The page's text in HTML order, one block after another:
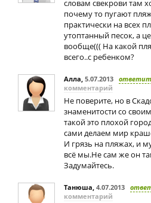
словам свекрови там
почему то пугают
практически на всех
утоптанный песок, а
вообще((( На какой
всего..с ребенком?
Алла, 5.07.2013
комментарий
Не поверите, но в
знаменитости со
такой это плохой
сами делаем мир
И грязь на пляжах, и
всё мы.Не сам же он
Задумайтесь.
Танюша, 4.07.2013
комментарий